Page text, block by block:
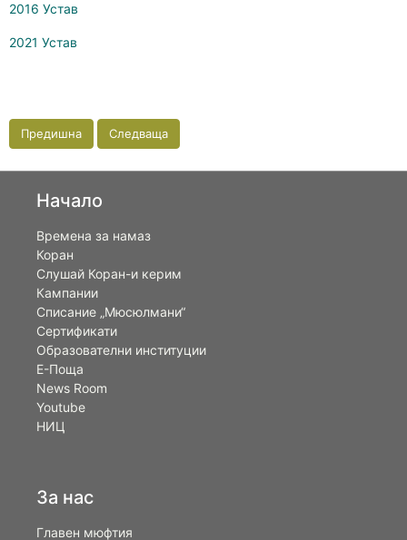
2016 Устав
2021 Устав
Предишна Следваща
Начало
Времена за намаз
Коран
Слушай Коран-и керим
Кампании
Списание „Мюсюлмани“
Сертификати
Образователни институции
Е-Поща
News Room
Youtube
НИЦ
За нас
Главен мюфтия